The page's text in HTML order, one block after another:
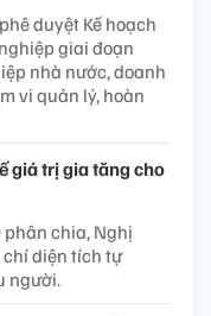
duyệt Kế hoạch
giai đoạn
nhà nước, doanh
vi quản lý, hoàn
giá trị gia tăng cho
chia, Nghị
diện tích tự
người.